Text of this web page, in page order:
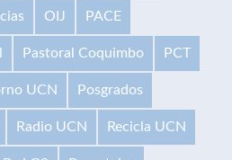
OIJ PACE
Pastoral Coquimbo PCT
UCN Posgrados
Radio UCN Recicla UCN